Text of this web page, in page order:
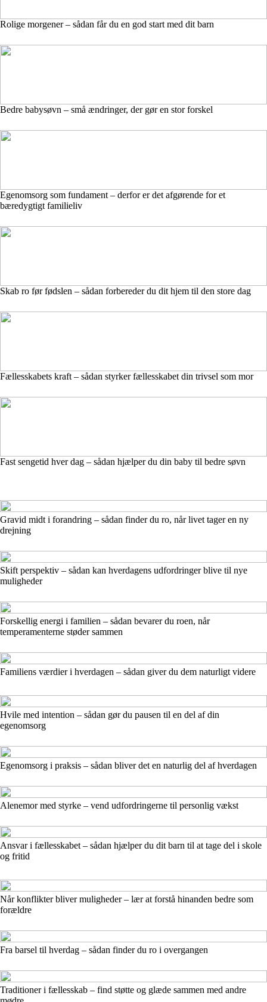
Rolige morgener – sådan får du en god start med dit barn
Bedre babysøvn – små ændringer, der gør en stor forskel
Egenomsorg som fundament – derfor er det afgørende for et
bæredygtigt familieliv
Skab ro før fødslen – sådan forbereder du dit hjem til den store dag
Fællesskabets kraft – sådan styrker fællesskabet din trivsel som mor
Fast sengetid hver dag – sådan hjælper du din baby til bedre søvn
Gravid midt i forandring – sådan finder du ro, når livet tager en ny
drejning
Skift perspektiv – sådan kan hverdagens udfordringer blive til nye
muligheder
Forskellig energi i familien – sådan bevarer du roen, når
temperamenterne støder sammen
Familiens værdier i hverdagen – sådan giver du dem naturligt videre
Hvile med intention – sådan gør du pausen til en del af din
egenomsorg
Egenomsorg i praksis – sådan bliver det en naturlig del af hverdagen
Alenemor med styrke – vend udfordringerne til personlig vækst
Ansvar i fællesskabet – sådan hjælper du dit barn til at tage del i skole
og fritid
Når konflikter bliver muligheder – lær at forstå hinanden bedre som
forældre
Fra barsel til hverdag – sådan finder du ro i overgangen
Traditioner i fællesskab – find støtte og glæde sammen med andre